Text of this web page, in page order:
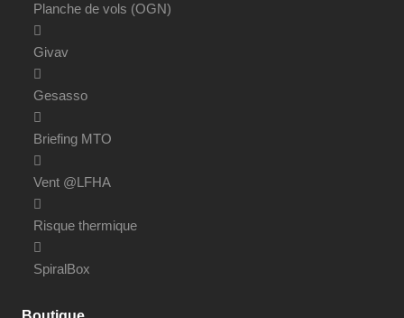
Planche de vols (OGN)
Givav
Gesasso
Briefing MTO
Vent @LFHA
Risque thermique
SpiralBox